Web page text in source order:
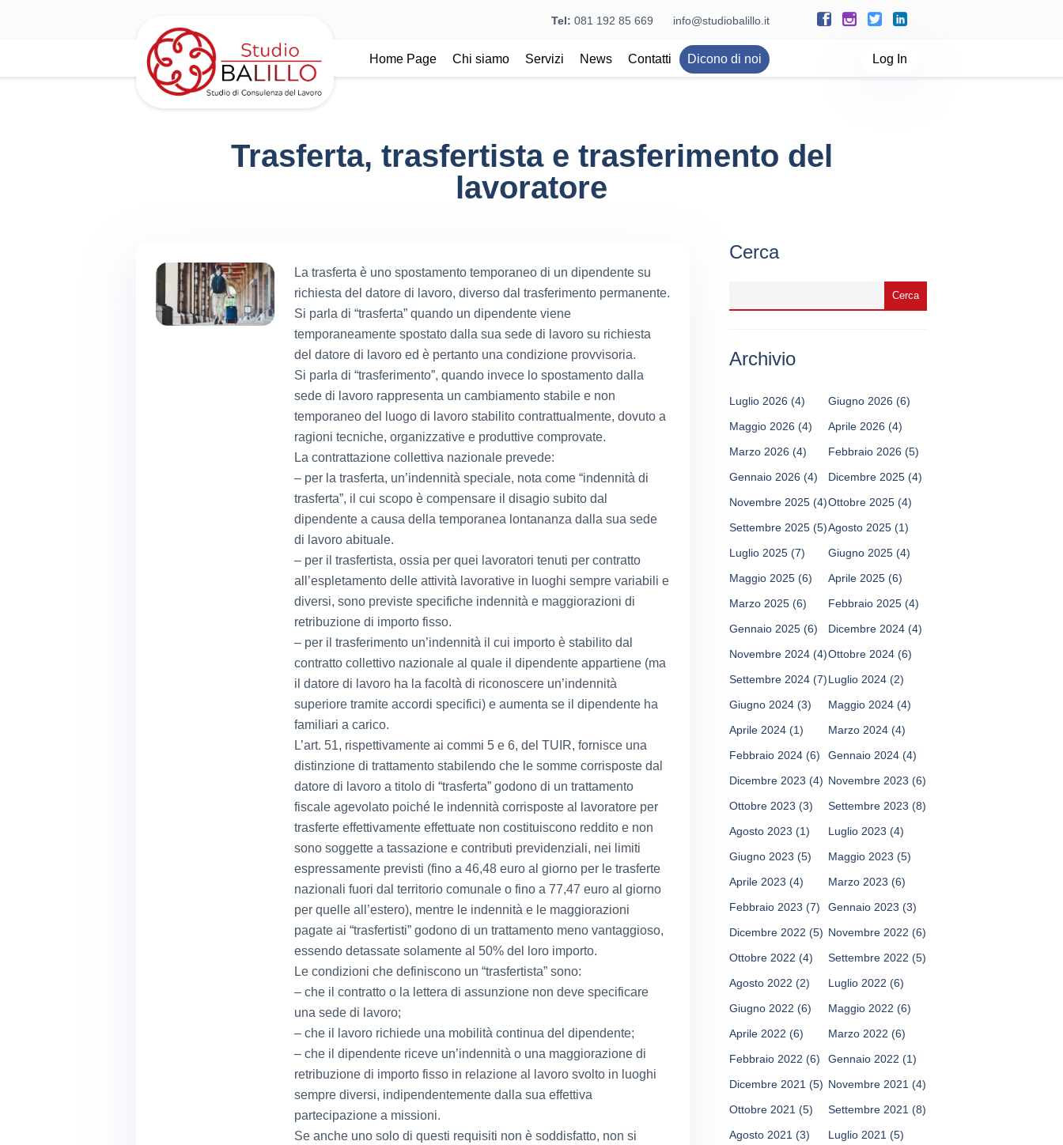
Tel: 081 192 85 669 info@studiobalillo.it
Home Page Chi siamo Servizi News Contatti Dicono di noi Log In
Trasferta, trasfertista e trasferimento del
lavoratore
La trasferta è uno spostamento temporaneo di un dipendente su
richiesta del datore di lavoro, diverso dal trasferimento permanente.
Si parla di “trasferta” quando un dipendente viene
temporaneamente spostato dalla sua sede di lavoro su richiesta
del datore di lavoro ed è pertanto una condizione provvisoria.
Si parla di “trasferimento”, quando invece lo spostamento dalla
sede di lavoro rappresenta un cambiamento stabile e non
temporaneo del luogo di lavoro stabilito contrattualmente, dovuto a
ragioni tecniche, organizzative e produttive comprovate.
La contrattazione collettiva nazionale prevede:
– per la trasferta, un’indennità speciale, nota come “indennità di
trasferta”, il cui scopo è compensare il disagio subito dal
dipendente a causa della temporanea lontananza dalla sua sede
di lavoro abituale.
– per il trasfertista, ossia per quei lavoratori tenuti per contratto
all’espletamento delle attività lavorative in luoghi sempre variabili e
diversi, sono previste specifiche indennità e maggiorazioni di
retribuzione di importo fisso.
– per il trasferimento un’indennità il cui importo è stabilito dal
contratto collettivo nazionale al quale il dipendente appartiene (ma
il datore di lavoro ha la facoltà di riconoscere un’indennità
superiore tramite accordi specifici) e aumenta se il dipendente ha
familiari a carico.
L’art. 51, rispettivamente ai commi 5 e 6, del TUIR, fornisce una
distinzione di trattamento stabilendo che le somme corrisposte dal
datore di lavoro a titolo di “trasferta” godono di un trattamento
fiscale agevolato poiché le indennità corrisposte al lavoratore per
trasferte effettivamente effettuate non costituiscono reddito e non
sono soggette a tassazione e contributi previdenziali, nei limiti
espressamente previsti (fino a 46,48 euro al giorno per le trasferte
nazionali fuori dal territorio comunale o fino a 77,47 euro al giorno
per quelle all’estero), mentre le indennità e le maggiorazioni
pagate ai “trasfertisti” godono di un trattamento meno vantaggioso,
essendo detassate solamente al 50% del loro importo.
Le condizioni che definiscono un “trasfertista” sono:
– che il contratto o la lettera di assunzione non deve specificare
una sede di lavoro;
– che il lavoro richiede una mobilità continua del dipendente;
– che il dipendente riceve un’indennità o una maggiorazione di
retribuzione di importo fisso in relazione al lavoro svolto in luoghi
sempre diversi, indipendentemente dalla sua effettiva
partecipazione a missioni.
Se anche uno solo di questi requisiti non è soddisfatto, non si
Cerca
Archivio
Luglio 2026 (4) Giugno 2026 (6)
Maggio 2026 (4) Aprile 2026 (4)
Marzo 2026 (4) Febbraio 2026 (5)
Gennaio 2026 (4) Dicembre 2025 (4)
Novembre 2025 (4)Ottobre 2025 (4)
Settembre 2025 (5)Agosto 2025 (1)
Luglio 2025 (7) Giugno 2025 (4)
Maggio 2025 (6) Aprile 2025 (6)
Marzo 2025 (6) Febbraio 2025 (4)
Gennaio 2025 (6) Dicembre 2024 (4)
Novembre 2024 (4)Ottobre 2024 (6)
Settembre 2024 (7)Luglio 2024 (2)
Giugno 2024 (3) Maggio 2024 (4)
Aprile 2024 (1) Marzo 2024 (4)
Febbraio 2024 (6) Gennaio 2024 (4)
Dicembre 2023 (4) Novembre 2023 (6)
Ottobre 2023 (3) Settembre 2023 (8)
Agosto 2023 (1) Luglio 2023 (4)
Giugno 2023 (5) Maggio 2023 (5)
Aprile 2023 (4) Marzo 2023 (6)
Febbraio 2023 (7) Gennaio 2023 (3)
Dicembre 2022 (5) Novembre 2022 (6)
Ottobre 2022 (4) Settembre 2022 (5)
Agosto 2022 (2) Luglio 2022 (6)
Giugno 2022 (6) Maggio 2022 (6)
Aprile 2022 (6) Marzo 2022 (6)
Febbraio 2022 (6) Gennaio 2022 (1)
Dicembre 2021 (5) Novembre 2021 (4)
Ottobre 2021 (5) Settembre 2021 (8)
Agosto 2021 (3) Luglio 2021 (5)